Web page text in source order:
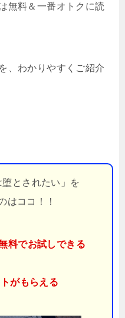
無料＆一番オトクに読
、わかりやすくご紹介
とされたい」を
はココ！！
料でお試しできる
がもらえる